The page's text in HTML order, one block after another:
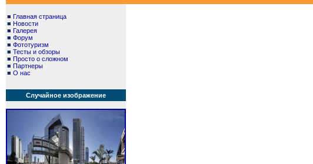
■ Главная страница
■ Новости
■ Галерея
■ Форум
■ Фототуризм
■ Тесты и обзоры
■ Просто о сложном
■ Партнеры
■ О нас
Случайное изображение